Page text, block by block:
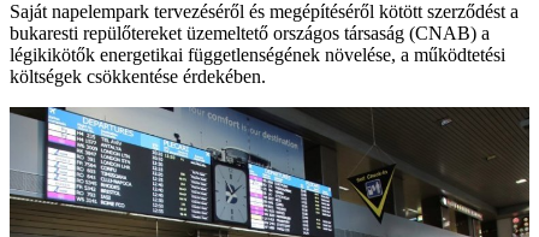
Saját napelempark tervezéséről és megépítéséről kötött szerződést a
bukaresti repülőtereket üzemeltető országos társaság (CNAB) a
légikikötők energetikai függetlenségének növelése, a működtetési
költségek csökkentése érdekében.